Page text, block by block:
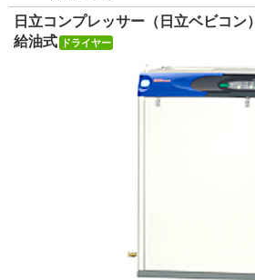
日立コンプレッサー（日立ベビコン）
給油式
ドライヤー